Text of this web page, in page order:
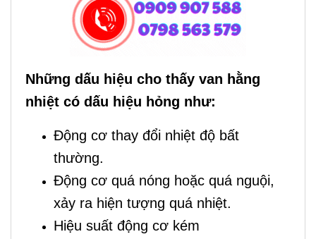
Những dấu hiệu cho thấy van hằng
nhiệt có dấu hiệu hỏng như:
Động cơ thay đổi nhiệt độ bất
thường.
Động cơ quá nóng hoặc quá nguội,
xảy ra hiện tượng quá nhiệt.
Hiệu suất động cơ kém